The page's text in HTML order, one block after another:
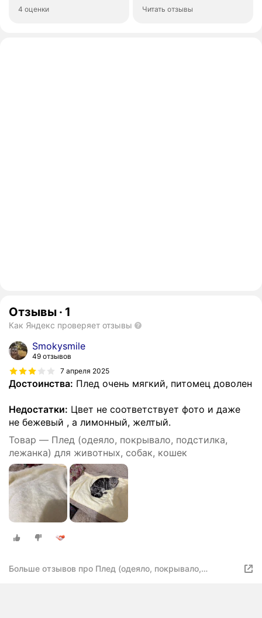
4 оценки Читать отзывы
Отзывы · 1
Как Яндекс проверяет отзывы
Smokysmile
49 отзывов
7 апреля 2025
Достоинства: Плед очень мягкий, питомец доволен
Недостатки: Цвет не соответствует фото и даже
не бежевый , а лимонный, желтый.
Товар — Плед (одеяло, покрывало, подстилка,
лежанка) для животных, собак, кошек
Больше отзывов про Плед (одеяло, покрывало,